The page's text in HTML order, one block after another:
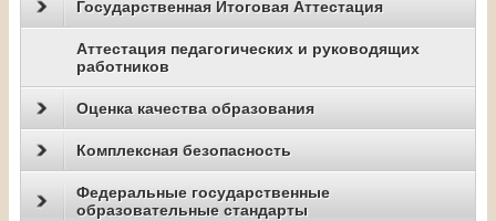
Государственная Итоговая Аттестация
Аттестация педагогических и руководящих
работников
Оценка качества образования
Комплексная безопасность
Федеральные государственные
образовательные стандарты